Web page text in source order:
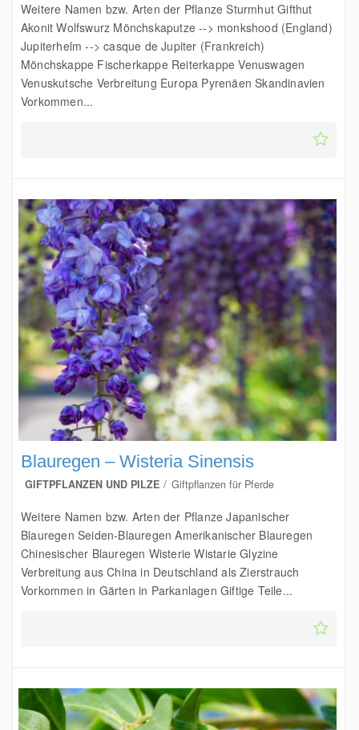
Weitere Namen bzw. Arten der Pflanze Sturmhut Gifthut
Akonit Wolfswurz Mönchskaputze --> monkshood (England)
Jupiterhelm --> casque de Jupiter (Frankreich)
Mönchskappe Fischerkappe Reiterkappe Venuswagen
Venuskutsche Verbreitung Europa Pyrenäen Skandinavien
Vorkommen...
Blauregen – Wisteria Sinensis
GIFTPFLANZEN UND PILZE Giftpflanzen für Pferde
Weitere Namen bzw. Arten der Pflanze Japanischer
Blauregen Seiden-Blauregen Amerikanischer Blauregen
Chinesischer Blauregen Wisterie Wistarie Glyzine
Verbreitung aus China in Deutschland als Zierstrauch
Vorkommen in Gärten in Parkanlagen Giftige Teile...